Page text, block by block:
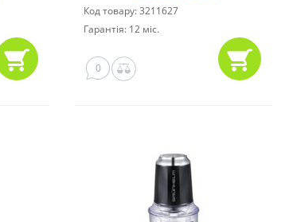
Код товару: 3211627
Гарантія: 12 міс.
0